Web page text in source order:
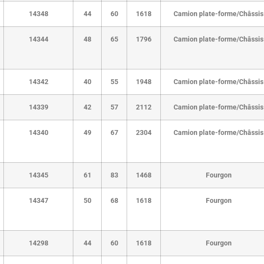
14348 44 60 1618 Camion plate-forme/Châssis
14344 48 65 1796 Camion plate-forme/Châssis
14342 40 55 1948 Camion plate-forme/Châssis
14339 42 57 2112 Camion plate-forme/Châssis
14340 49 67 2304 Camion plate-forme/Châssis
14345 61 83 1468 Fourgon
14347 50 68 1618 Fourgon
14298 44 60 1618 Fourgon